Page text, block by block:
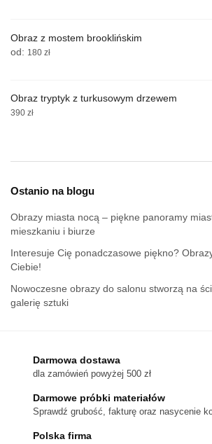
Obraz z mostem brooklińskim
od: 180 zł
Obraz tryptyk z turkusowym drzewem
390 zł
Ostanio na blogu
Obrazy miasta nocą – piękne panoramy
mieszkaniu i biurze
Interesuje Cię ponadczasowe piękno?
Ciebie!
Nowoczesne obrazy do salonu stworzą na
galerię sztuki
Darmowa dostawa
dla zamówień powyżej 500 zł
Darmowe próbki materiałów
Sprawdź grubość, fakturę oraz nasycenie
Polska firma